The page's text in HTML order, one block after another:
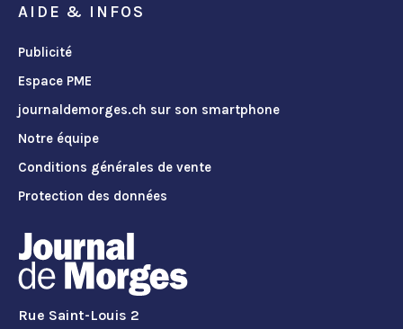
AIDE & INFOS
Publicité
Espace PME
journaldemorges.ch sur son smartphone
Notre équipe
Conditions générales de vente
Protection des données
Rue Saint-Louis 2